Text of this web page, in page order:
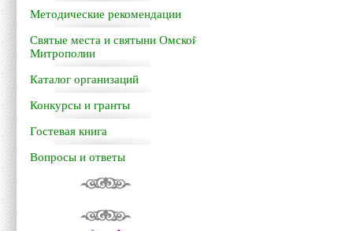
Методические рекомендации
Святые места и святыни Омской
Митрополии
Каталог организаций
Конкурсы и гранты
Гостевая книга
Вопросы и ответы